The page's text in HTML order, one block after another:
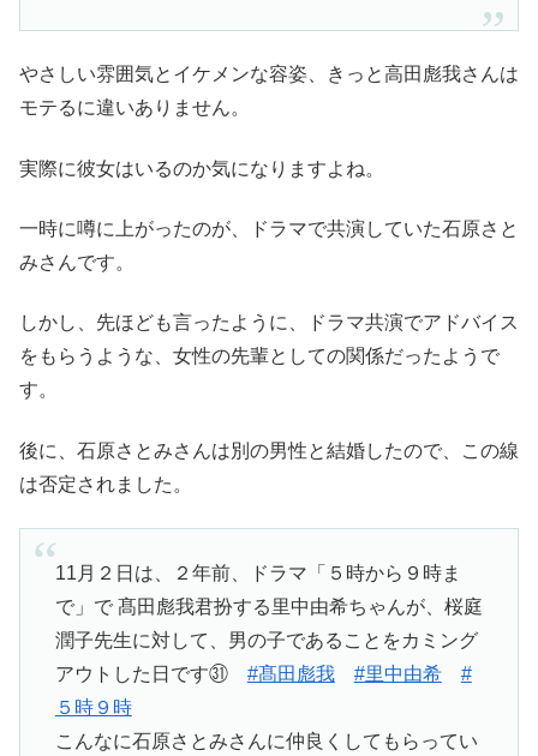
やさしい雰囲気とイケメンな容姿、きっと高田彪我さんは
モテるに違いありません。
実際に彼女はいるのか気になりますよね。
一時に噂に上がったのが、ドラマで共演していた石原さと
みさんです。
しかし、先ほども言ったように、ドラマ共演でアドバイス
をもらうような、女性の先輩としての関係だったようで
す。
後に、石原さとみさんは別の男性と結婚したので、この線
は否定されました。
11月２日は、２年前、ドラマ「５時から９時ま
で」で 髙田彪我君扮する里中由希ちゃんが、桜庭
潤子先生に対して、男の子であることをカミング
アウトした日です㉛ #髙田彪我 #里中由希
#
５時９時
こんなに石原さとみさんに仲良くしてもらってい